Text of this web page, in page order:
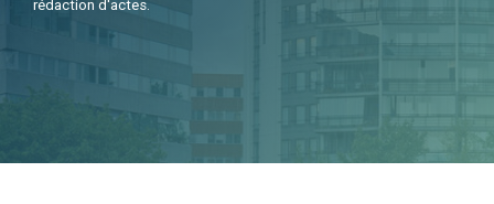
rédaction d'actes.